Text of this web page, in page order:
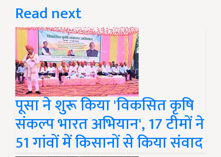
Read next
पूसा ने शुरू किया 'विकसित कृषि
संकल्प भारत अभियान', 17 टीमों ने
51 गांवों में किसानों से किया संवाद